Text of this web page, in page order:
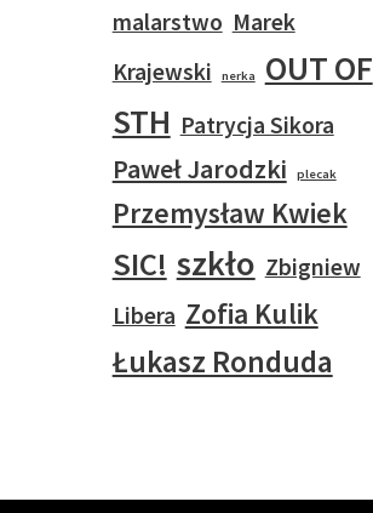
malarstwo Marek
Krajewski
nerka
OUT OF
STH Patrycja Sikora
Paweł Jarodzki plecak
Przemysław Kwiek
SIC! szkło Zbigniew
Libera Zofia Kulik
Łukasz Ronduda